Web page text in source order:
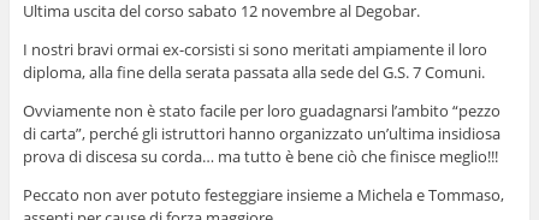
Ultima uscita del corso sabato 12 novembre al Degobar.
I nostri bravi ormai ex-corsisti si sono meritati ampiamente il loro
diploma, alla fine della serata passata alla sede del G.S. 7 Comuni.
Ovviamente non è stato facile per loro guadagnarsi l’ambito “pezzo
di carta”, perché gli istruttori hanno organizzato un’ultima insidiosa
prova di discesa su corda… ma tutto è bene ciò che finisce meglio!!!
Peccato non aver potuto festeggiare insieme a Michela e Tommaso,